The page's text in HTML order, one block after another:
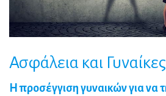
Ασφάλεια και Γυναίκες
Η προσέγγιση γυναικών για να